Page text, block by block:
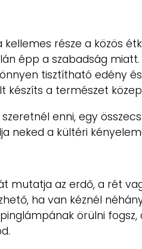
része a közös
épp a szabadság
tisztítható edény
készíts a természet
enni, egy
neked a kültéri
mutatja az erdő, a rét
ha van kéznél
örülni fogsz,